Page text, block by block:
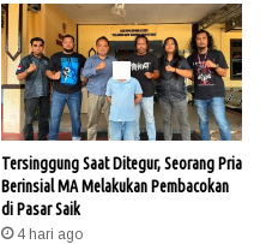
Tersinggung Saat Ditegur, Seorang Pria
Berinsial MA Melakukan Pembacokan
di Pasar Saik
4 hari ago